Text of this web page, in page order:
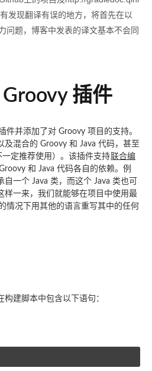
发现翻译有误的地方，将首先在以
问题，博客中发表的译文基本不会同
插件
件并添加了对 Groovy 项目的支持。
及混合的 Groovy 和 Java 代码，甚至
定推荐使用）。该插件支持联合编
和 Java 代码各自的依赖。例
一个 Java 类，而这个 Java 类也可
样一来，我们就能够在项目中使用最
情况下用其他的语言重写其中的任何
建脚本中包含以下语句：